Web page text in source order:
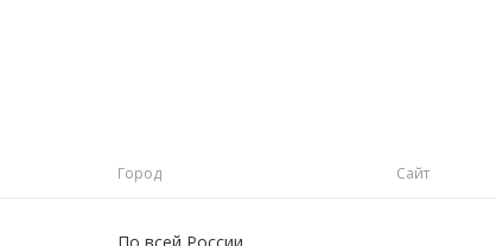
Город Сайт
По всей России